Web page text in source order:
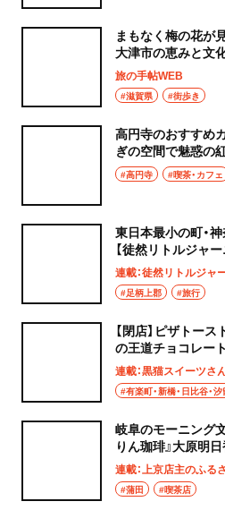
まもなく梅の花が
大津市の恵みと文
旅の手帖WEB
#滋賀県 #街歩き
高円寺のおすすめ
ぎの空間で魅惑の
#高円寺 #喫茶・カフェ
東日本最小の町・
【徒然リトルジャー
#足柄上郡 #旅行
【閉店】ピザトー
の王道チョコレー
歩 日比谷・有楽町
連載：黒猫スイーツさ
#有楽町・新橋・日比谷・汐
岐阜のモーニング
りん珈琲』大原明
連載：上京店主のふる
#蒲田 #喫茶店